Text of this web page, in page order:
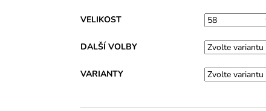
VELIKOST
DALŠÍ VOLBY
VARIANTY